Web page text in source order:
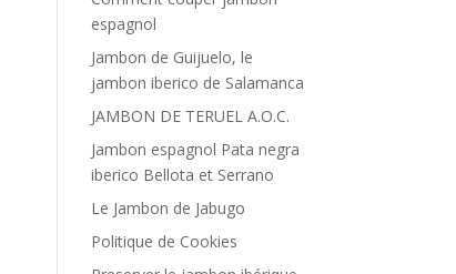
espagnol
Jambon de Guijuelo, le
jambon iberico de Salamanca
JAMBON DE TERUEL A.O.C.
Jambon espagnol Pata negra
iberico Bellota et Serrano
Le Jambon de Jabugo
Politique de Cookies